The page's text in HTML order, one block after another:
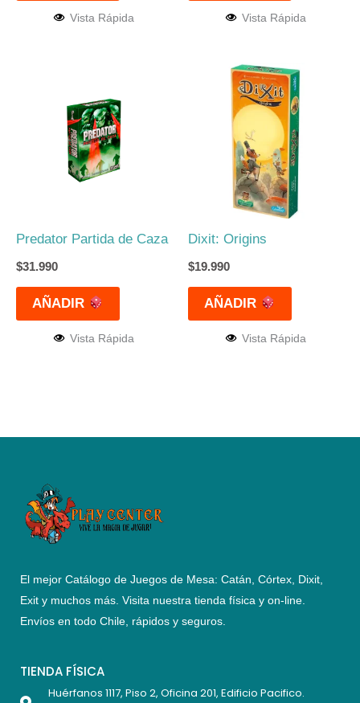
Vista Rápida Vista Rápida
Predator Partida de Caza
$31.990
AÑADIR
Vista Rápida
Dixit: Origins
$19.990
AÑADIR
Vista Rápida
El mejor Catálogo de Juegos de Mesa: Catán, Córtex, Dixit,
Exit y muchos más. Visita nuestra tienda física y on-line.
Envíos en todo Chile, rápidos y seguros
TIENDA FÍSICA
Huérfanos 1117, Piso 2, Oficina 201, Edificio Pacifico.